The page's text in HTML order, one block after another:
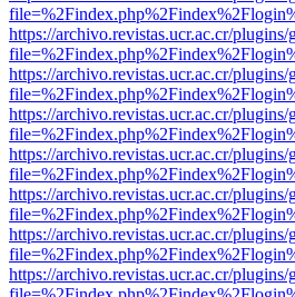
https://archivo.revistas.ucr.ac.cr/
https://archivo.revistas.ucr.ac.cr/
https://archivo.revistas.ucr.ac.cr/
https://archivo.revistas.ucr.ac.cr/
https://archivo.revistas.ucr.ac.cr/
https://archivo.revistas.ucr.ac.cr/
https://archivo.revistas.ucr.ac.cr/